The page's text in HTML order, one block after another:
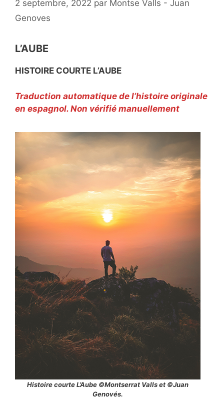
2 septembre, 2022 par Montse Valls - Juan
Genoves
L’AUBE
HISTOIRE COURTE L’AUBE
Traduction automatique de l’histoire originale
en espagnol. Non vérifié manuellement
Histoire courte L’Aube ©Montserrat Valls et ©Juan
Genovés.